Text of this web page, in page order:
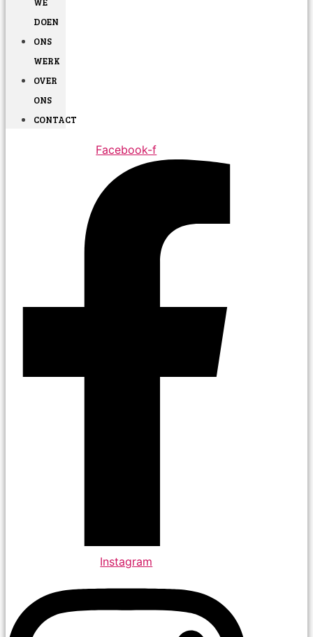
DOEN
ONS
WERK
OVER
ONS
CONTACT
Facebook-f
Instagram